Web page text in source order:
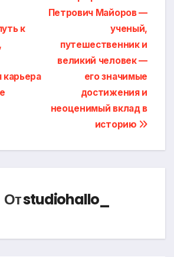
Петрович Майоров —
ученый,
путешественник и
великий человек —
его значимые
достижения и
неоценимый вклад в
историю
к
карьера
Отstudiohallo_